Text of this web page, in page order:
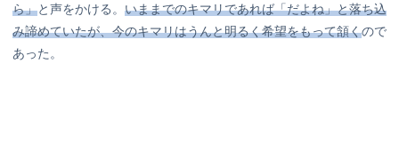
ら」と声をかける。 いままでのキマリであれば「だよね」と落ち込
み諦めていたが、今のキマリはうんと明るく希望をもって頷くので
あった。